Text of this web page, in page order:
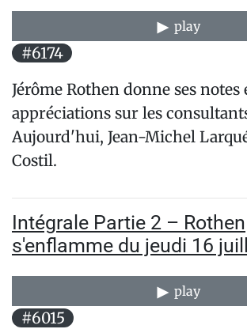
play
#6174
Jérôme Rothen donne ses notes
appréciations sur les
Aujourd'hui, Jean-Michel
Costil.
Intégrale Partie 2 – Rothen
s'enflamme du jeudi 16
play
#6015